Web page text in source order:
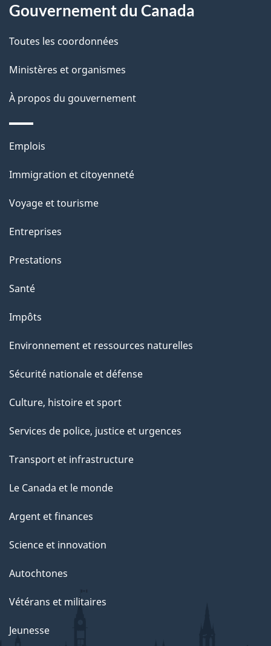
i
l
s
d
e
l
a
p
a
g
e
propos
de
ce
site
Gouvernement du Canada
Toutes les coordonnées
Ministères et organismes
À propos du gouvernement
Thèmes
sujets
Emplois
Immigration et citoyenneté
Voyage et tourisme
Entreprises
Prestations
Santé
Impôts
Environnement et ressources naturelles
Sécurité nationale et défense
Culture, histoire et sport
Services de police, justice et urgences
Transport et infrastructure
Le Canada et le monde
Argent et finances
Science et innovation
Autochtones
Vétérans et militaires
Jeunesse